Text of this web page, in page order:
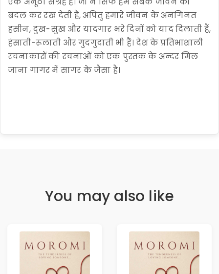
बदल कर रख देती हैं, अपितु हमारे जीवन के अनगिनत
हसीन, दुख-सुख और यादगार भरे दिनों को याद दिलाती हैं,
हंसाती-रूलाती और गुदगुदाती भी हैं। देश के प्रतिभाशाली
रचनाकारों की रचनाओं को एक पुस्तक के अन्दर मिल
जाना गागर में सागर के जैसा है।
You may also like